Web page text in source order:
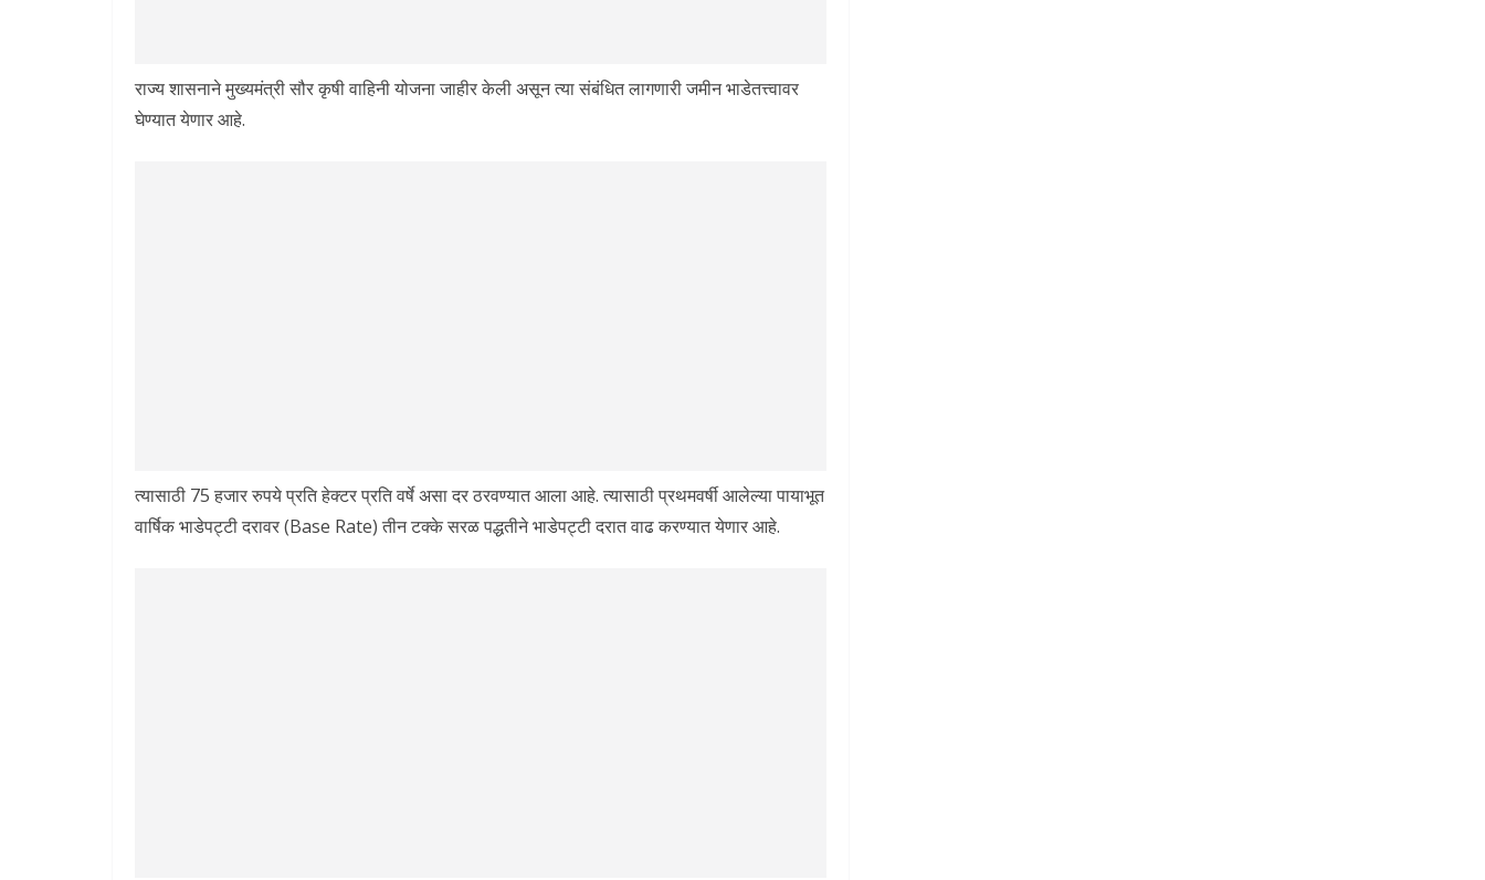
राज्य शासनाने मुख्यमंत्री सौर कृषी वाहिनी योजना जाहीर केली असून त्या संबंधित लागणारी जमीन भाडेतत्त्वावर
घेण्यात येणार आहे.
त्यासाठी 75 हजार रुपये प्रति हेक्टर प्रति वर्षे असा दर ठरवण्यात आला आहे. त्यासाठी प्रथमवर्षी आलेल्या पायाभूत
वार्षिक भाडेपट्टी दरावर (Base Rate) तीन टक्के सरळ पद्धतीने भाडेपट्टी दरात वाढ करण्यात येणार आहे.